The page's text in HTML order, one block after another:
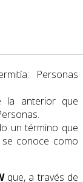
Personas
la anterior que
un término que
conoce como
que, a través de